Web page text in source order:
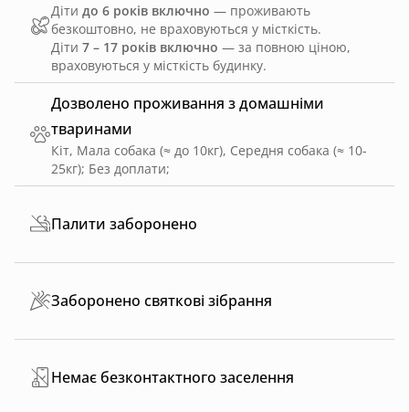
Дозволено проживання з домашніми
тваринами
Кіт, Мала собака (≈ до 10кг), Середня собака (≈ 10-
25кг); Без доплати;
Діти до 6 років включно — проживають
безкоштовно, не враховуються у місткість.
Діти 7 – 17 років включно — за повною ціною,
враховуються у місткість будинку.
Палити заборонено
Заборонено святкові зібрання
Немає безконтактного заселення